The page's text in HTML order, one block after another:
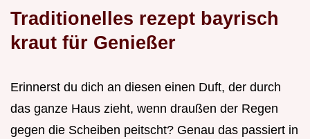
Traditionelles rezept bayrisch
kraut für Genießer
Erinnerst du dich an diesen einen Duft, der durch
das ganze Haus zieht, wenn draußen der Regen
gegen die Scheiben peitscht? Genau das passiert in